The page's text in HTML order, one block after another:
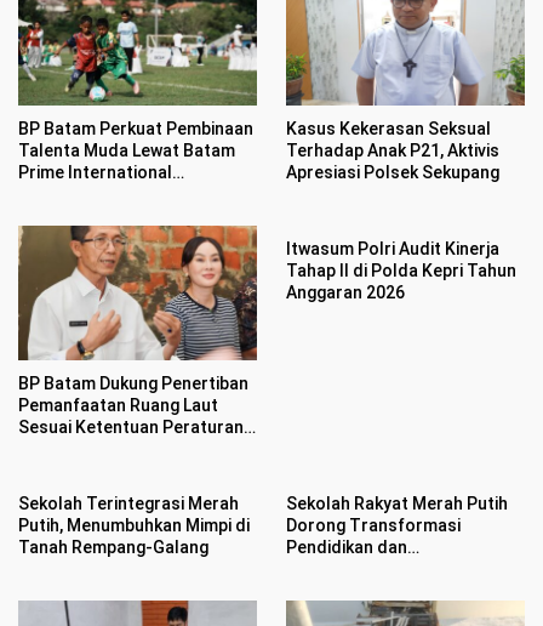
BP Batam Perkuat Pembinaan
Talenta Muda Lewat Batam
Prime International
Kasus Kekerasan Seksual
Terhadap Anak P21, Aktivis
Apresiasi Polsek Sekupang
BP Batam Dukung Penertiban
Pemanfaatan Ruang Laut
Sesuai Ketentuan Peraturan
Itwasum Polri Audit Kinerja
Tahap II di Polda Kepri Tahun
Anggaran 2026
Sekolah Terintegrasi Merah
Putih, Menumbuhkan Mimpi di
Tanah Rempang-Galang
Sekolah Rakyat Merah Putih
Dorong Transformasi
Pendidikan dan